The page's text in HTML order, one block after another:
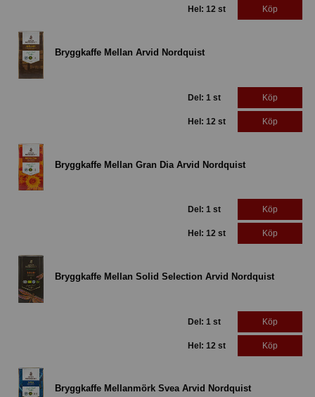
Hel: 12 st Köp
Bryggkaffe Mellan Arvid Nordquist
Del: 1 st Köp
Hel: 12 st Köp
Bryggkaffe Mellan Gran Dia Arvid Nordquist
Del: 1 st Köp
Hel: 12 st Köp
Bryggkaffe Mellan Solid Selection Arvid Nordquist
Del: 1 st Köp
Hel: 12 st Köp
Bryggkaffe Mellanmörk Svea Arvid Nordquist